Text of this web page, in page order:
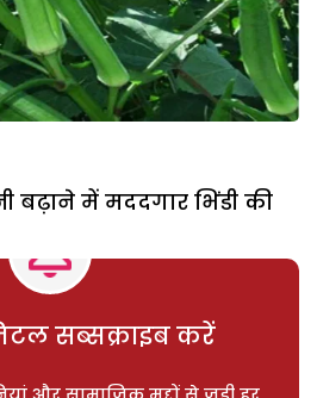
बढ़ाने में मददगार भिंडी की
सब्सक्राइब करें